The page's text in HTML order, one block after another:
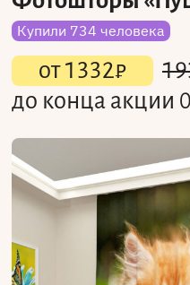
Купили 734 человека
от1332₽
до конца акции